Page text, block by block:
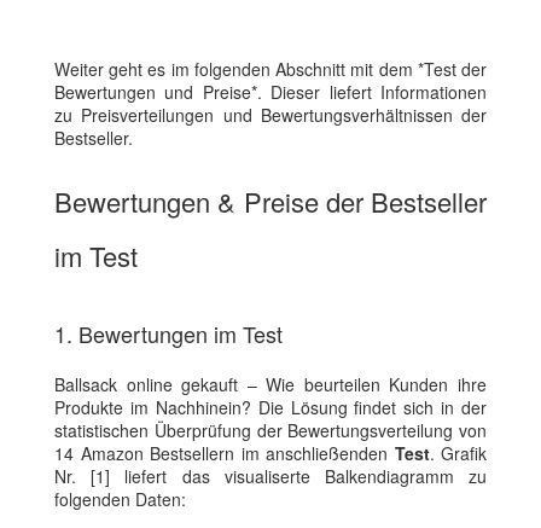
Weiter geht es im folgenden Abschnitt mit dem *Test der
Bewertungen und Preise*. Dieser liefert Informationen
zu Preisverteilungen und Bewertungsverhältnissen der
Bestseller.
Bewertungen & Preise der Bestseller
im Test
1. Bewertungen im Test
Ballsack online gekauft – Wie beurteilen Kunden ihre
Produkte im Nachhinein? Die Lösung findet sich in der
statistischen Überprüfung der Bewertungsverteilung von
14 Amazon Bestsellern im anschließenden Test. Grafik
Nr. [1] liefert das visualiserte Balkendiagramm zu
folgenden Daten: